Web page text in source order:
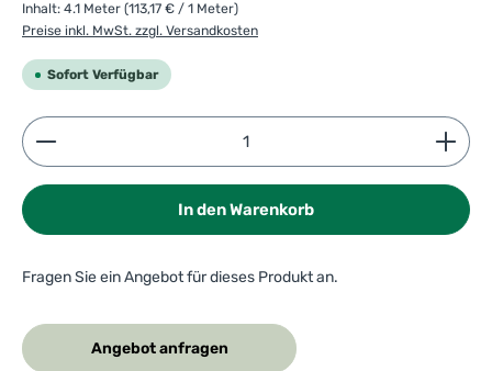
Inhalt: 4.1 Meter (113,17 € / 1 Meter)
Preise inkl. MwSt. zzgl. Versandkosten
Sofort Verfügbar
Produkt Anzahl: Gib den gewünschten Wert ein
In den Warenkorb
Fragen Sie ein Angebot für dieses Produkt an.
Angebot anfragen